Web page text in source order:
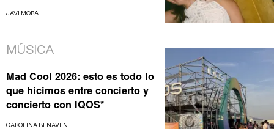
JAVI MORA
MÚSICA
Mad Cool 2026: esto es todo lo
que hicimos entre concierto y
concierto con IQOS*
CAROLINA BENAVENTE